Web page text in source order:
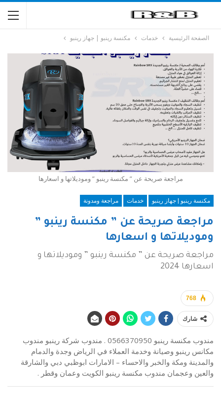
الصفحة الرئيسية خدمات مكنسة رينبو | جهاز رينبو
مراجعة صريحة عن ” مكنسة رينبو ” وموديلاتها و اسعارها
مكنسة رينبو | جهاز رينبو خدمات مراجعة ومدونة
مراجعة صريحة عن ” مكنسة رينبو ”
وموديلاتها و اسعارها
مراجعة صريحة عن ” مكنسة رينبو ” وموديلاتها و
اسعارها 2024
768
شارك
مندوب مكنسة رينبو 0566370950 . مندوب شركة رينبو مندوب
مكانس رينبو وصيانة وخدمة العملاء في الرياض وجدة والدمام
والمدينة ومكة والخبر والاحساء – الامارات ابوظبي دبي والشارقة
والعين وعجمان مندوب مكنسة رينبو الكويت وعمان وقطر .